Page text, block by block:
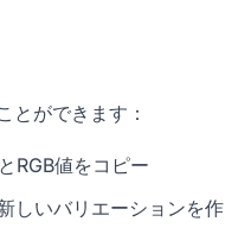
ができます：
RGB値をコピー
しいバリエーションを作